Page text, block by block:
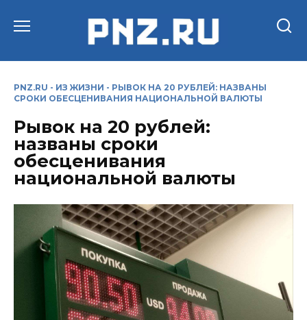
PNZ.RU - ИЗ ЖИЗНИ - РЫВОК НА 20 РУБЛЕЙ: НАЗВАНЫ
СРОКИ ОБЕСЦЕНИВАНИЯ НАЦИОНАЛЬНОЙ ВАЛЮТЫ
Рывок на 20 рублей:
названы сроки
обесценивания
национальной валюты